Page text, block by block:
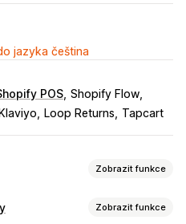
jazyka čeština
POS Shopify Flow
Klaviyo Loop Returns Tapcart
Zobrazit funkce
Zobrazit funkce